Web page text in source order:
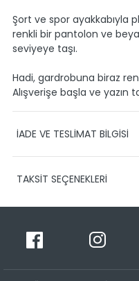
Şort ve spor ayakkabıyla
renkli bir pantolon ve
seviyeye taşı.
Hadi, gardrobuna biraz
Alışverişe başla ve yazın
İADE VE TESLİMAT BİLGİSİ
Ürünlerinizin gönderimini
1-3 iş günü içerisinde
Siparişimin kargo takibini
TAKSİT SEÇENEKLERİ
Taksit Sayısı